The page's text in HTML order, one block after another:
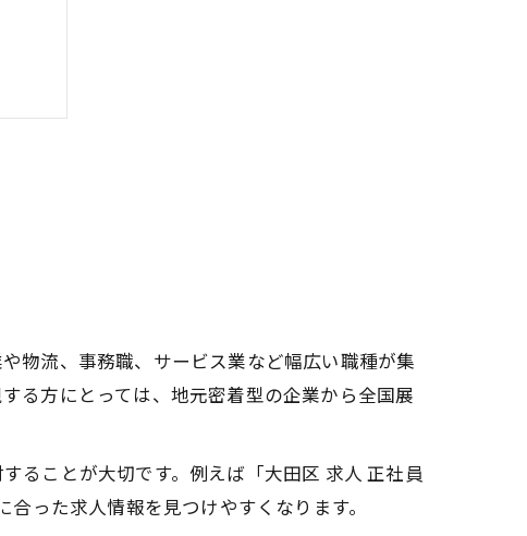
物流、事務職、サービス業など幅広い職種が集
る方にとっては、地元密着型の企業から全国展
ることが大切です。例えば「大田区 求人 正社員
った求人情報を見つけやすくなります。